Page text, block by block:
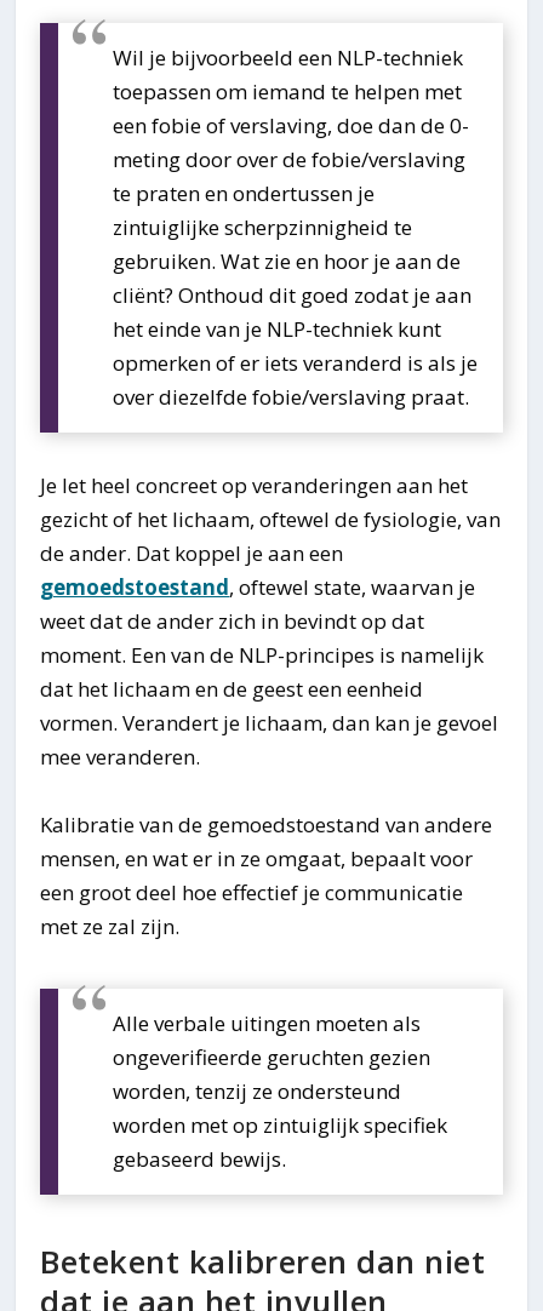
Wil je bijvoorbeeld een NLP-techniek
toepassen om iemand te helpen met
een fobie of verslaving, doe dan de 0-
meting door over de fobie/verslaving
te praten en ondertussen je
zintuiglijke scherpzinnigheid te
gebruiken. Wat zie en hoor je aan de
cliënt? Onthoud dit goed zodat je aan
het einde van je NLP-techniek kunt
opmerken of er iets veranderd is als je
over diezelfde fobie/verslaving praat.
Je let heel concreet op veranderingen aan het
gezicht of het lichaam, oftewel de fysiologie, van
de ander. Dat koppel je aan een
gemoedstoestand, oftewel state, waarvan je
weet dat de ander zich in bevindt op dat
moment. Een van de NLP-principes is namelijk
dat het lichaam en de geest een eenheid
vormen. Verandert je lichaam, dan kan je gevoel
mee veranderen.
Kalibratie van de gemoedstoestand van andere
mensen, en wat er in ze omgaat, bepaalt voor
een groot deel hoe effectief je communicatie
met ze zal zijn.
Alle verbale uitingen moeten als
ongeverifieerde geruchten gezien
worden, tenzij ze ondersteund
worden met op zintuiglijk specifiek
gebaseerd bewijs.
Betekent kalibreren dan niet
dat je aan het invullen